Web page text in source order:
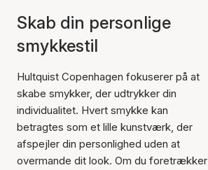
Skab din personlige
smykkestil
Hultquist Copenhagen fokuserer på at
skabe smykker, der udtrykker din
individualitet. Hvert smykke kan
betragtes som et lille kunstværk, der
afspejler din personlighed uden at
overmande dit look. Om du foretrækker